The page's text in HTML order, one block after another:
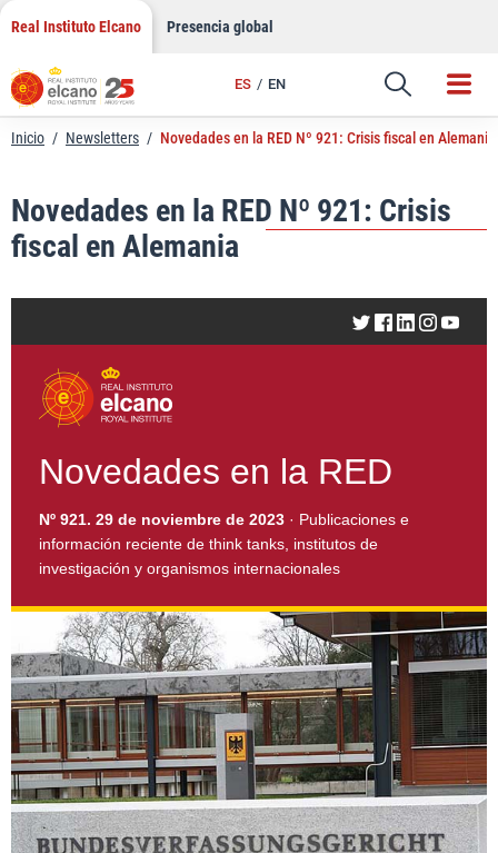
Saltar
contenido
Real Instituto Elcano Presencia global
ES EN
Enlace
Inicio / Newsletters / Novedades en la RED Nº 921: Crisis fiscal en Alemania
Novedades en la RED Nº 921: Crisis
fiscal en Alemania